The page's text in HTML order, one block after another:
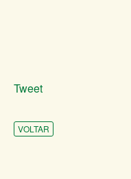
Tweet
VOLTAR